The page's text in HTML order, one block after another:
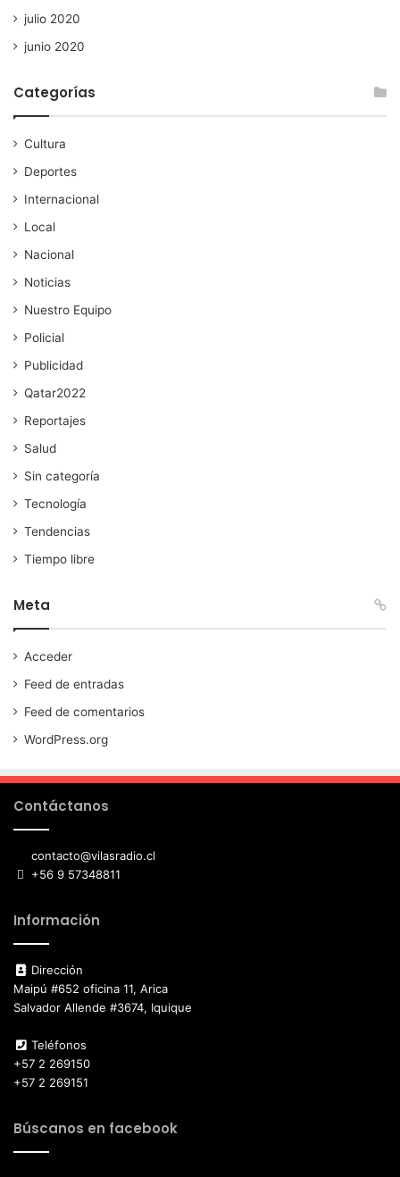
julio 2020
junio 2020
Categorías
Cultura
Deportes
Internacional
Local
Nacional
Noticias
Nuestro Equipo
Policial
Publicidad
Qatar2022
Reportajes
Salud
Sin categoría
Tecnología
Tendencias
Tiempo libre
Meta
Acceder
Feed de entradas
Feed de comentarios
WordPress.org
Contáctanos
contacto@vilasradio.cl
+56 9 57348811
Información
Dirección
Maipú #652 oficina 11, Arica
Salvador Allende #3674, Iquique
Teléfonos
+57 2 269150
+57 2 269151
Búscanos en facebook